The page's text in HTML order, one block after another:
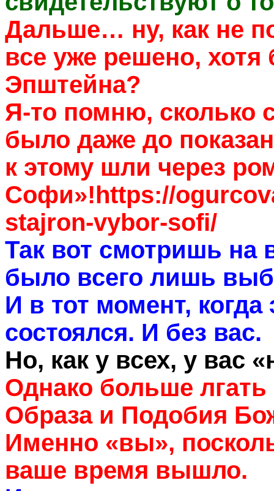
Дальше… ну, как не
все уже решено,
Эпштейна?
Я-то помню, сколько
было даже до
к этому шли через
Софи»!https://
stajron-vybor-sofi/
Так вот смотришь на
было всего лишь
И в тот момент,
состоялся. И без вас.
Но, как у всех, у вас
Однако больше
Образа и Подобия
Именно «вы»,
ваше время вышло.